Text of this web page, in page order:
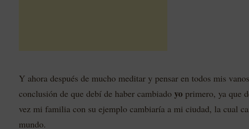
Y ahora después de mucho meditar y pensar en todos mis
conclusión de que debí de haber cambiadoyo primero, ya que
vez mi familia con su ejemplo cambiaría a mi ciudad, la cual
mundo.